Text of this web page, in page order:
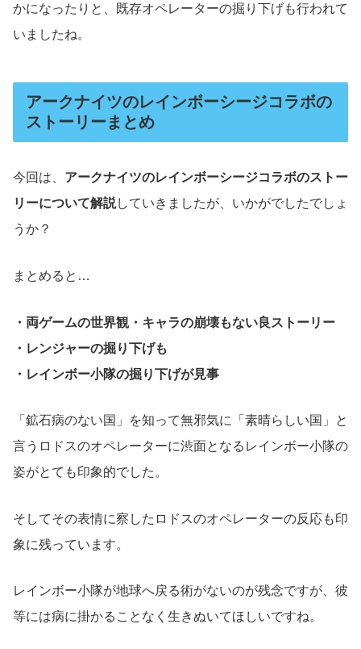
かになったりと、既存オペレーターの掘り下げも行われて
いましたね。
アークナイツのレインボーシージコラボの
ストーリーまとめ
今回は、 アークナイツのレインボーシージコラボのストー
リーについて解説していきましたが、いかがでしたでしょ
うか？
まとめると…
・両ゲームの世界観・キャラの崩壊もない良ストーリー
・レンジャーの掘り下げも
・レインボー小隊の掘り下げが見事
「鉱石病のない国」を知って無邪気に「素晴らしい国」と
言うロドスのオペレーターに渋面となるレインボー小隊の
姿がとても印象的でした。
そしてその表情に察したロドスのオペレーターの反応も印
象に残っています。
レインボー小隊が地球へ戻る術がないのが残念ですが、彼
等には病に掛かることなく生きぬいてほしいですね。